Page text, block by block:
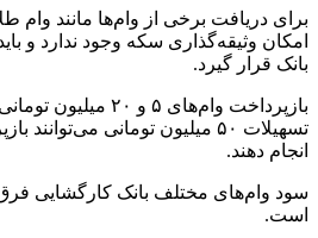
برای دریافت برخی از وام‌ها مانند وام
امکان وثیقه‌گذاری سکه وجود ندارد و
بانک قرار گیرد.
بازپرداخت وام‌های ۵ و
تسهیلات ۵۰ میلیون تومانی
انجام دهند.
است.